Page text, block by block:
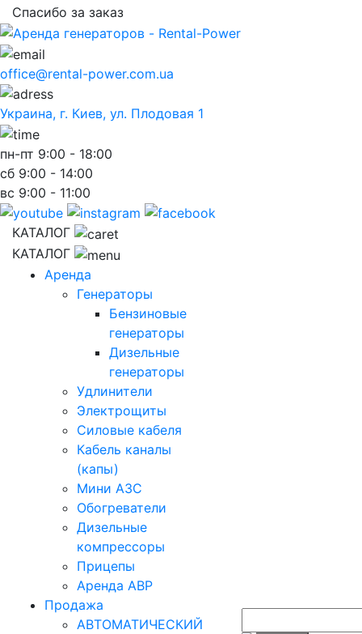
Спасибо за заказ
office@rental-power.com.ua
Украина, г. Киев, ул. Плодовая 1
пн-пт 9:00 - 18:00
сб 9:00 - 14:00
вс 9:00 - 11:00
КАТАЛОГ
КАТАЛОГ
Аренда
Генераторы
Бензиновые
генераторы
Дизельные
генераторы
Удлинители
Электрощиты
Силовые кабеля
Кабель каналы
(капы)
Мини АЗС
Обогреватели
Дизельные
компрессоры
Прицепы
Аренда АВР
Продажа
АВТОМАТИЧЕСКИЙ